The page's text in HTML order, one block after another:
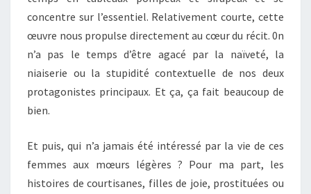
concentre sur l’essentiel. Relativement courte, cette
œuvre nous propulse directement au cœur du récit. 0n
n’a pas le temps d’être agacé par la naïveté, la
niaiserie ou la stupidité contextuelle de nos deux
protagonistes principaux. Et ça, ça fait beaucoup de
bien.
Et puis, qui n’a jamais été intéressé par la vie de ces
femmes aux mœurs légères ? Pour ma part, les
histoires de courtisanes, filles de joie, prostituées ou